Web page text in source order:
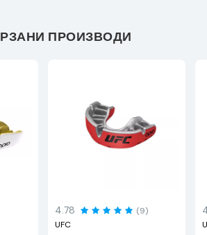
ПРОИЗВОДИ
4.78
(9)
UFC